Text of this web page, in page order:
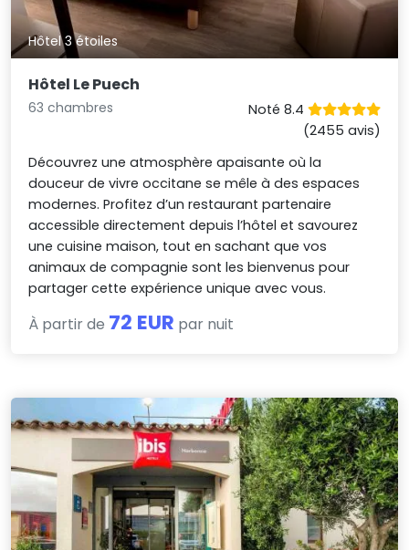
Hôtel 3 étoiles
Hôtel Le Puech
63 chambres
Noté 8.4
(2455 avis)
Découvrez une atmosphère apaisante où la
douceur de vivre occitane se mêle à des espaces
modernes. Profitez d’un restaurant partenaire
accessible directement depuis l’hôtel et savourez
une cuisine maison, tout en sachant que vos
animaux de compagnie sont les bienvenus pour
partager cette expérience unique avec vous.
À partir de 72 EUR par nuit